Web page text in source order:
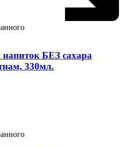
БЕЗ сахара
330мл.